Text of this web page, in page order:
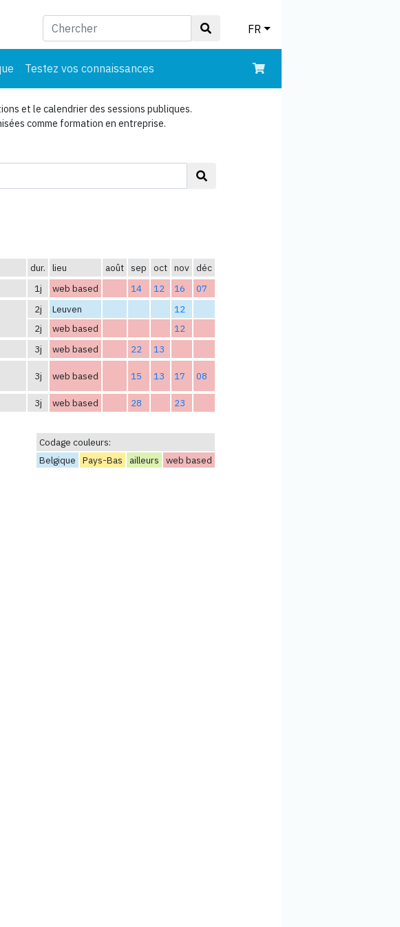
FR
Testez vos connaissances
et le calendrier des sessions publiques.
comme formation en entreprise.
dur. lieu août sep oct nov déc
1j web based 14 12 16
07
2j Leuven
12
2j
web based
12
3j web based 22
13
3j web based 15 13 17 08
3j web based 28 23
Codage couleurs:
Belgique
Pays-Bas ailleurs web based